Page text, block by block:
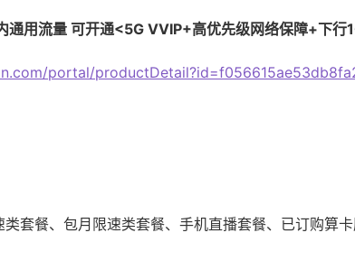
通用流量 可开通<5G VVIP+高优先级网络保障+下行
portal/
套餐、包月限速类套餐、手机直播套餐、已订购算